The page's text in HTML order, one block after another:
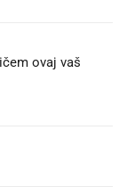
ovaj vaš